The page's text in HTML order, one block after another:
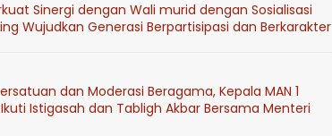
Sinergi dengan Wali murid dengan Sosialisasi
Wujudkan Generasi Berpartisipasi dan Berkarakter
dan Moderasi Beragama, Kepala MAN 1
Istigasah dan Tabligh Akbar Bersama Menteri